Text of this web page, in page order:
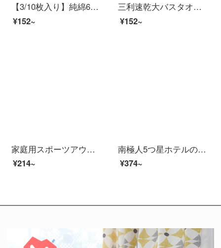
【3/10枚入り】純綿6枚の糸の布地カバー安全環境保護防塵剤無蛍光剤3本は大人用マスクを装着しています。
¥152~
三利速乾大バスタオルA種類のソフトな吸水タオルに、タオルケット70*140 cmのピンクが付いています。
¥152~
家庭用スポーツアウトドア綿を厚くし、速乾タオルを2つ包装します。
¥214~
南極人5つ星ホテルのバスタオルの純綿大人男女が厚いタオルを追加しました。カップル全綿が柔らかくて水を吸い込みます。バスタオルの速さは乾毛オースティンが落ちません。経典の白さは約70*140 cmです。
¥374~